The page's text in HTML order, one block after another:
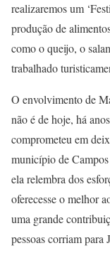
realizaremos um
produção de
como o queijo, o
trabalhado
O envolvimento de
não é de hoje, há
comprometeu em
município de
ela relembra dos
oferecesse o melhor
uma grande
pessoas corriam para